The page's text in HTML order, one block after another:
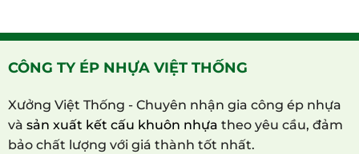
CÔNG TY ÉP NHỰA VIỆT THỐNG
Xưởng Việt Thống - Chuyên nhận gia công ép nhựa
và sản xuất kết cấu khuôn nhựa theo yêu cầu, đảm
bảo chất lượng với giá thành tốt nhất.